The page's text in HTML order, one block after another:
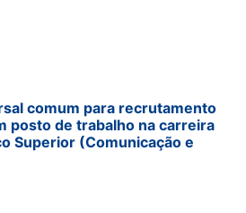
comum para recrutamento
posto de trabalho na carreira
Superior (Comunicação e